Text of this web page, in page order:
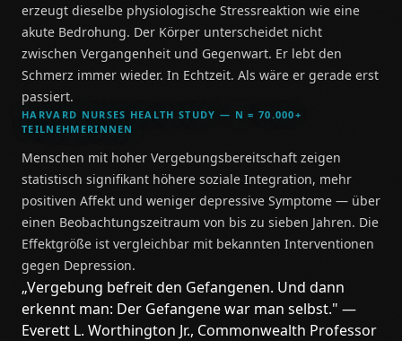
erzeugt dieselbe physiologische Stressreaktion wie eine
akute Bedrohung. Der Körper unterscheidet nicht
zwischen Vergangenheit und Gegenwart. Er lebt den
Schmerz immer wieder. In Echtzeit. Als wäre er gerade erst
passiert.
HARVARD NURSES HEALTH STUDY — N = 70.000+
TEILNEHMERINNEN
Menschen mit hoher Vergebungsbereitschaft zeigen
statistisch signifikant höhere soziale Integration, mehr
positiven Affekt und weniger depressive Symptome — über
einen Beobachtungszeitraum von bis zu sieben Jahren. Die
Effektgröße ist vergleichbar mit bekannten Interventionen
gegen Depression.
„Vergebung befreit den Gefangenen. Und dann
erkennt man: Der Gefangene war man selbst." —
Everett L. Worthington Jr., Commonwealth Professor